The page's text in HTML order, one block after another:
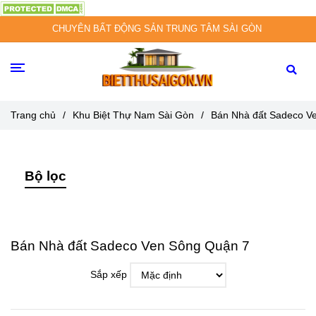
CHUYÊN BẤT ĐỘNG SẢN TRUNG TÂM SÀI GÒN
Trang chủ / Khu Biệt Thự Nam Sài Gòn / Bán Nhà đất Sadeco
Bộ lọc
Bán Nhà đất Sadeco Ven Sông Quận 7
Sắp xếp